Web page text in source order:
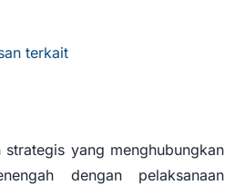
terkait
strategis yang menghubungkan
dengan pelaksanaan